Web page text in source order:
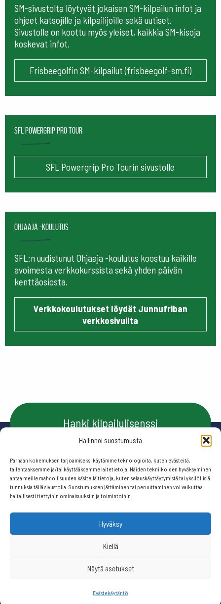
Hallinnoi suostumusta
Parhaan kokemuksen tarjoamiseksi käytämme teknologioita, kuten evästeitä,
tallentaaksemme ja/tai käyttääksemme laitetietoja. Näiden tekniikoiden hyväksyminen
antaa meille mahdollisuuden käsitellä tietoja, kuten selauskäyttäytymistä tai yksilöllisiä
tunnuksia tällä sivustolla. Suostumuksen jättäminen tai peruuttaminen voi vaikuttaa
haitallisesti tiettyihin ominaisuuksiin ja toimintoihin.
Hyväksy
Kiellä
Näytä asetukset
Evästekäytäntö
SM-sivustolta löytyvät jokaisen SM-kilpailun infot ja
ohjeet katsojille ja kilpailijoille sekä uutiset.
Sivustolle on koottu myös yleiset, kaikkia SM-kisoja
koskevat infot.
Frisbeegolfin SM-kilpailut (frisbeegolf-sm.fi)
SFL Powergrip Pro Tour
SFL Powergrip Pro Tourin sivustolle
Ohjaaja -koulutus
SFL:n uudistunut Ohjaaja -koulutus koostuu kaikille
avoimesta verkkokurssista sekä yhden päivän
kenttäosiosta.
Verkkokoulutukset löydät Junnufriban
verkkosivuilta
Hanki kilpailulisenssi
Ota yhteyttä
Seuraa meitä:
© 2026 Suomen frisbeegolfliitto.
Website by506 ikkunaa